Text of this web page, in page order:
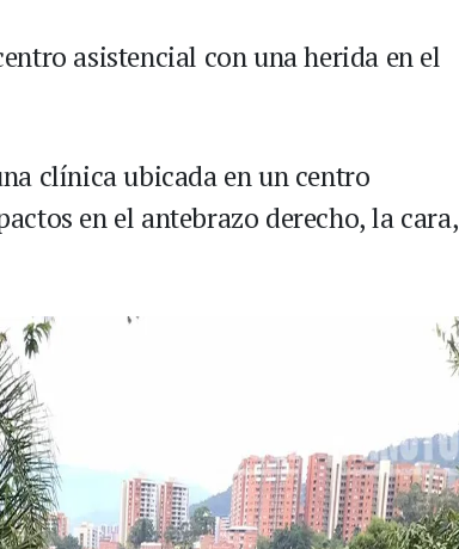
asistencial con una herida en el
clínica ubicada en un centro
en el antebrazo derecho, la cara,